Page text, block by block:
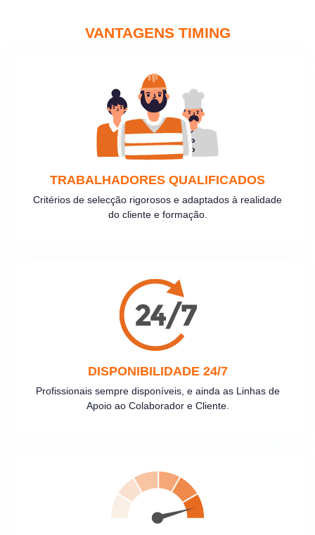
VANTAGENS TIMING
TRABALHADORES QUALIFICADOS
Critérios de selecção rigorosos e adaptados à realidade
do cliente e formação.
DISPONIBILIDADE 24/7
Profissionais sempre disponíveis, e ainda as Linhas de
Apoio ao Colaborador e Cliente.